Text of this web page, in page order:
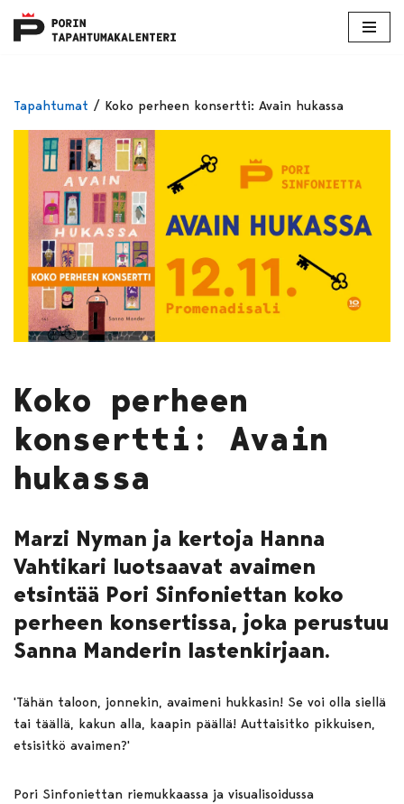
Tapahtumat / Koko perheen konsertti: Avain hukassa
Koko perheen
konsertti: Avain
hukassa
Marzi Nyman ja kertoja Hanna
Vahtikari luotsaavat avaimen
etsintää Pori Sinfoniettan koko
perheen konsertissa, joka perustuu
Sanna Manderin lastenkirjaan.
'Tähän taloon, jonnekin, avaimeni hukkasin! Se voi olla siellä
tai täällä, kakun alla, kaapin päällä! Auttaisitko pikkuisen,
etsisitkö avaimen?'
Pori Sinfoniettan riemukkaassa ja visualisoidussa